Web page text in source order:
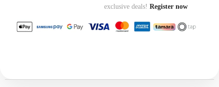
exclusive deals! Register now